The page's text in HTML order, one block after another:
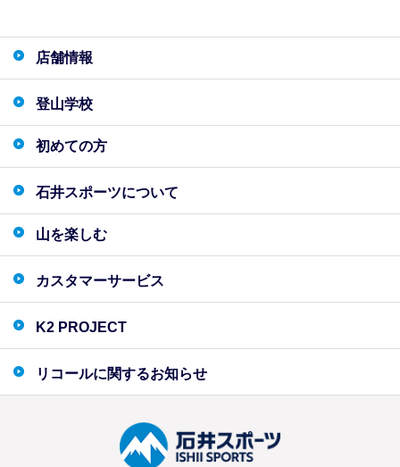
店舗情報
登山学校
初めての方
石井スポーツについて
山を楽しむ
カスタマーサービス
K2 PROJECT
リコールに関するお知らせ